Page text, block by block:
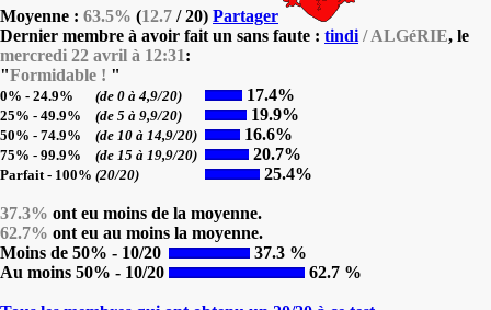
Moyenne : 63.5% (12.7 / 20) Partager
Dernier membre à avoir fait un sans faute : tindi / ALGéRIE, le
mercredi 22 avril à 12:31:
"Formidable ! "
0% - 24.9% (de 0 à 4,9/20) 17.4%
25% - 49.9% (de 5 à 9,9/20) 19.9%
50% - 74.9% (de 10 à 14,9/20) 16.6%
75% - 99.9% (de 15 à 19,9/20) 20.7%
Parfait - 100% (20/20) 25.4%
37.3% ont eu moins de la moyenne.
62.7% ont eu au moins la moyenne.
Moins de 50% - 10/20
37.3 %
Au moins 50% - 10/20
62.7 %